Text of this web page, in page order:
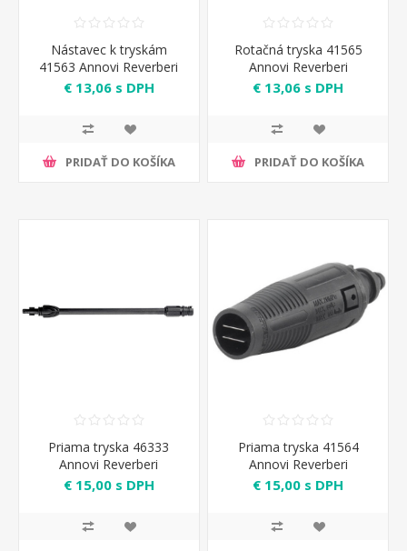
Nástavec k tryskám
41563 Annovi Reverberi
€ 13,06 s DPH
PRIDAŤ DO KOŠÍKA
Rotačná tryska 41565
Annovi Reverberi
€ 13,06 s DPH
PRIDAŤ DO KOŠÍKA
Priama tryska 46333
Annovi Reverberi
€ 15,00 s DPH
Priama tryska 41564
Annovi Reverberi
€ 15,00 s DPH